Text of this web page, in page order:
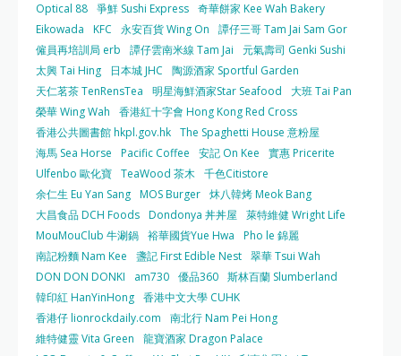
Optical 88 爭鮮 Sushi Express 奇華餅家 Kee Wah Bakery
Eikowada
KFC 永安百貨 Wing On
譚仔三哥 Tam Jai Sam Gor
僱員再培訓局 erb
譚仔雲南米線 Tam Jai
元氣壽司 Genki Sushi
太興 Tai Hing
日本城 JHC
陶源酒家 Sportful Garden
天仁茗茶 TenRensTea
明星海鮮酒家Star Seafood
大班 Tai Pan
榮華 Wing Wah
香港紅十字會 Hong Kong Red Cross
香港公共圖書館 hkpl.gov.hk The Spaghetti House 意粉屋
海馬 Sea Horse
Pacific Coffee 安記 On Kee
實惠 Pricerite
Ulfenbo 歐化寶 TeaWood 茶木 千色Citistore
余仁生 Eu Yan Sang MOS Burger 炑八韓烤 Meok Bang
大昌食品 DCH Foods Dondonya 丼丼屋
萊特維健 Wright Life
MouMouClub 牛涮鍋 裕華國貨Yue Hwa
Pho le 錦麗
南記粉麵 Nam Kee
盞記 First Edible Nest 翠華 Tsui Wah
DON DON DONKI
am730 優品360 斯林百蘭 Slumberland
韓印紅 HanYinHong 香港中文大學 CUHK
香港仔 lionrockdaily.com
南北行 Nam Pei Hong
維特健靈 Vita Green
龍寶酒家 Dragon Palace